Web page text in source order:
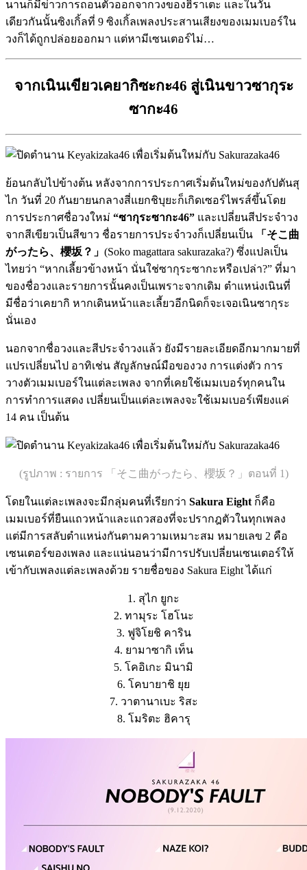
นานก็มีข่าวการถอนตัวออกจากวงของฮิราเตะ และในวัน
เดียวกันนั้นซิงเกิ้ลที่ 9 ซิงเกิ้ลเพลงประสานเสียงของเมมเบอร์ใน
วงก็ได้ถูกปล่อยออกมา แต่หามีเซนเตอร์ไม่…
จากเนินเขียวเคยากิซะกะ46 สู่เนินขาวซากุระ
ซากะ46
ย้อนกลับไปข้างต้น หลังจากการประกาศเริ่มต้นใหม่ของกัปตันสุ
ไก วันที่ 20 กันยายนกลางสี่แยกชิบุยะก็เกิดเซอร์ไพรส์ขึ้นโดย
การประกาศชื่อวงใหม่ “ซากุระซากะ46” และเปลี่ยนสีประจำวง
จากสีเขียวเป็นสีขาว ชื่อรายการประจำวงก็เปลี่ยนเป็น
「そこ曲
がったら、櫻坂？」 (Soko magattara sakurazaka?) ซึ่งแปลเป็น
ไทยว่า “หากเลี้ยวข้างหน้า นั่นใช่ซากุระซากะหรือเปล่า?” ที่มา
ของชื่อวงและรายการนั้นคงเป็นเพราะจากเดิม ตำแหน่งเนินที่
มีชื่อว่าเคยากิ หากเดินหน้าและเลี้ยวอีกนิดก็จะเจอเนินซากุระ
นั่นเอง
นอกจากชื่อวงและสีประจำวงแล้ว ยังมีรายละเอียดอีกมากมายที่
แปรเปลี่ยนไป อาทิเช่น สัญลักษณ์มือของวง การแต่งตัว การ
วางตัวเมมเบอร์ในแต่ละเพลง จากที่เคยใช้เมมเบอร์ทุกคนใน
การทำการแสดง เปลี่ยนเป็นแต่ละเพลงจะใช้เมมเบอร์เพียงแค่
14 คน เป็นต้น
(รูปภาพ : รายการ 「そこ曲がったら、櫻坂？」ตอนที่ 1)
โดยในแต่ละเพลงจะมีกลุ่มคนที่เรียกว่า Sakura Eight ก็คือ
เมมเบอร์ที่ยืนแถวหน้าและแถวสองที่จะปรากฎตัวในทุกเพลง
แต่มีการสลับตำแหน่งกันตามความเหมาะสม หมายเลข 2 คือ
เซนเตอร์ของเพลง และแน่นอนว่ามีการปรับเปลี่ยนเซนเตอร์ให้
เข้ากับเพลงแต่ละเพลงด้วย รายชื่อของ Sakura Eight ได้แก่
1. สุไก ยูกะ
2. ทามุระ โฮโนะ
3. ฟูจิโยชิ คาริน
4. ยามาซากิ เท็น
5. โคอิเกะ มินามิ
6. โคบายาชิ ยุย
7. วาตานาเบะ ริสะ
8. โมริตะ ฮิคารุ